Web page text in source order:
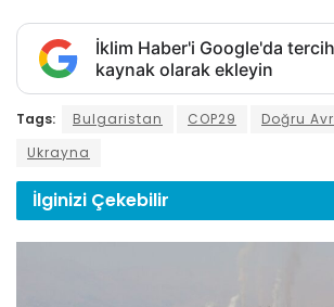
İklim Haber'i Google'da
kaynak olarak ekleyin
Tags: Bulgaristan COP29 Doğru
Ukrayna
İlginizi Çekebilir